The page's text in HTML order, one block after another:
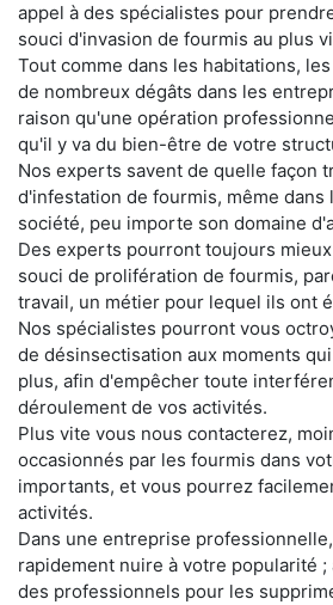
appel à des spécialistes pour
souci d'invasion de fourmis au plus
Tout comme dans les habitations,
de nombreux dégâts dans les
raison qu'une opération
qu'il y va du bien-être de votre
Nos experts savent de quelle façon
d'infestation de fourmis, même dans
société, peu importe son domaine
Des experts pourront toujours
souci de prolifération de fourmis,
travail, un métier pour lequel ils ont
Nos spécialistes pourront vous
de désinsectisation aux moments
plus, afin d'empêcher toute
déroulement de vos activités.
Plus vite vous nous contacterez,
occasionnés par les fourmis dans
importants, et vous pourrez
activités.
Dans une entreprise
rapidement nuire à votre popularité
des professionnels pour les